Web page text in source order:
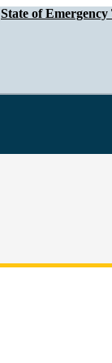
State of Emergency